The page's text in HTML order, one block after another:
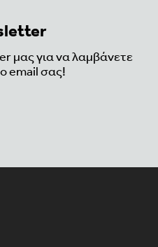
μας για να λαμβάνετε
email σας!